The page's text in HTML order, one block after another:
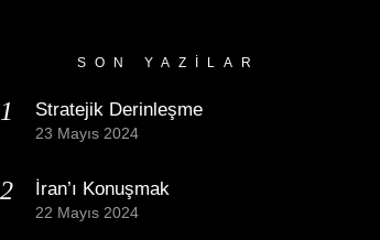
SON YAZILAR
Stratejik Derinleşme
23 Mayıs 2024
İran’ı Konuşmak
22 Mayıs 2024